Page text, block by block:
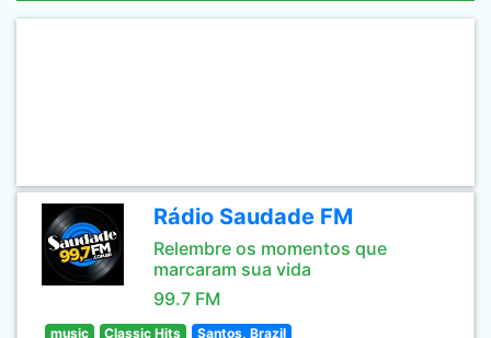
Rádio Saudade FM
Relembre os momentos que
marcaram sua vida
99.7 FM
music Classic Hits Santos, Brazil